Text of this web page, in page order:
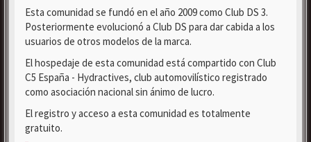
Esta comunidad se fundó en el año 2009 como Club DS 3.
Posteriormente evolucionó a Club DS para dar cabida a los
usuarios de otros modelos de la marca.
El hospedaje de esta comunidad está compartido con Club
C5 España - Hydractives, club automovilístico registrado
como asociación nacional sin ánimo de lucro.
El registro y acceso a esta comunidad es totalmente
gratuito.